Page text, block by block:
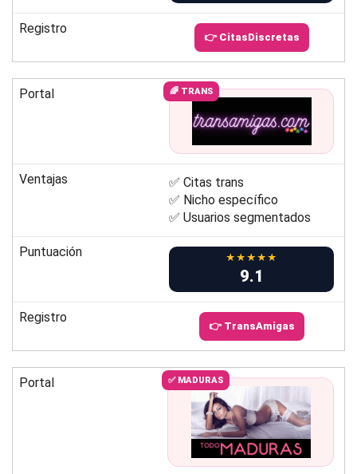
Registro
👉 CitasDiscretas
Portal 🌈 TRANS
Ventajas
✅ Citas trans
✅ Nicho específico
✅ Usuarios segmentados
Puntuación ★★★★★
9.1
Registro
👉 TransAmigas
Portal ✅ MADURAS